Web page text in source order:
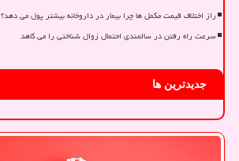
راز اختلاف قیمت مکمل ها چرا بیمار در داروخانه بیشتر پول می دهد؟
سرعت راه رفتن در سالمندی احتمال زوال شناختی را می کاهد
جدیدترین ها